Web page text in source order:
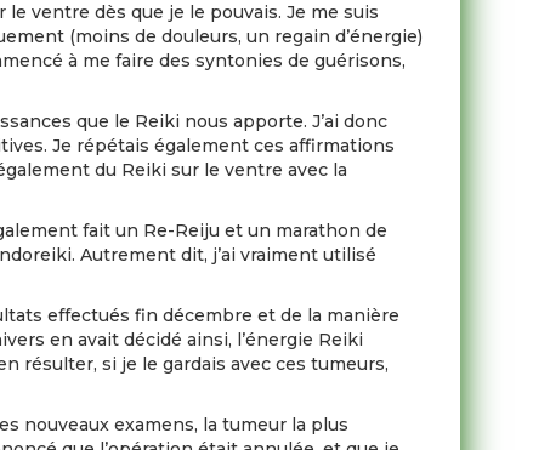
ventre dès que je le pouvais. Je me suis
(moins de douleurs, un regain d’énergie)
à me faire des syntonies de guérisons,
que le Reiki nous apporte. J’ai donc
Je répétais également ces affirmations
du Reiki sur le ventre avec la
fait un Re-Reiju et un marathon de
Autrement dit, j’ai vraiment utilisé
effectués fin décembre et de la manière
en avait décidé ainsi, l’énergie Reiki
résulter, si je le gardais avec ces tumeurs,
nouveaux examens, la tumeur la plus